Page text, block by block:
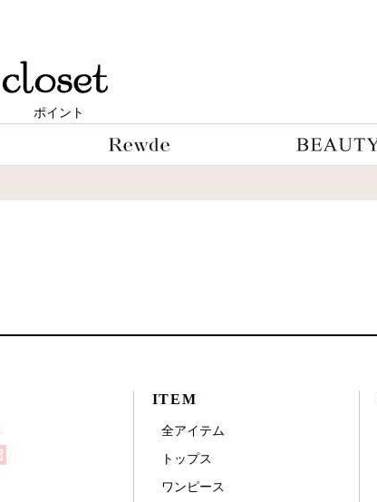
ポイント
ITEM
全アイテム
トップス
ワンピース